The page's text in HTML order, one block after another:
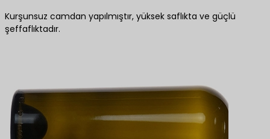
Kurşunsuz camdan yapılmıştır, yüksek saflıkta ve güçlü
şeffaflıktadır.